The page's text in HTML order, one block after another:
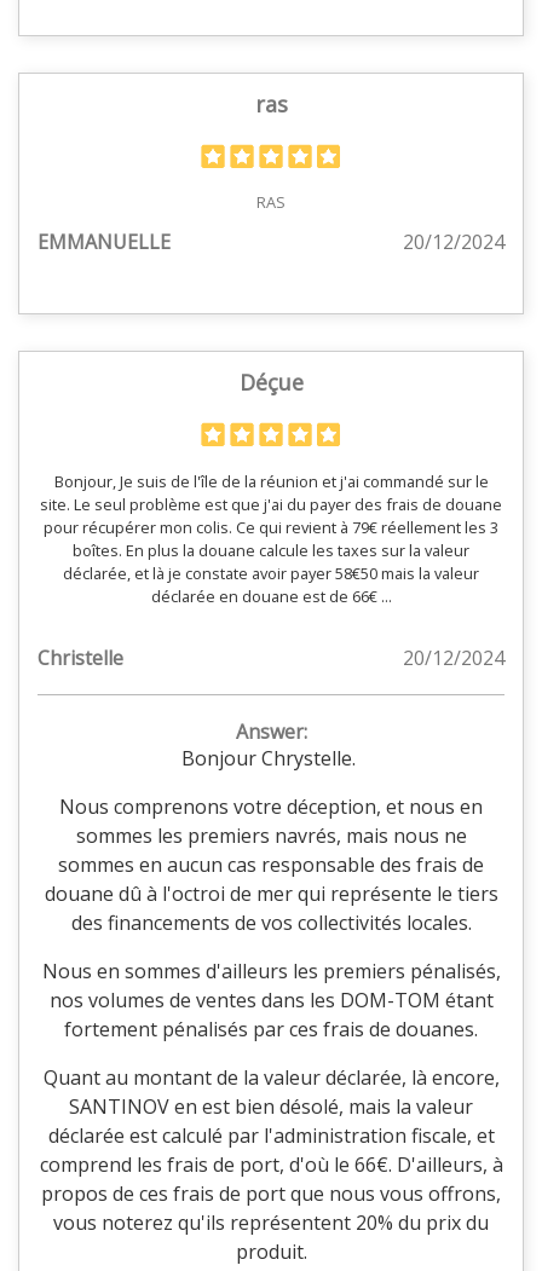
ras
RAS
EMMANUELLE 20/12/2024
Déçue
Bonjour, Je suis de l'île de la réunion et j'ai commandé sur le
site. Le seul problème est que j'ai du payer des frais de douane
pour récupérer mon colis. Ce qui revient à 79€ réellement les 3
boîtes. En plus la douane calcule les taxes sur la valeur
déclarée, et là je constate avoir payer 58€50 mais la valeur
déclarée en douane est de 66€ ...
Christelle 20/12/2024
Answer:
Bonjour Chrystelle.
Nous comprenons votre déception, et nous en
sommes les premiers navrés, mais nous ne
sommes en aucun cas responsable des frais de
douane dû à l'octroi de mer qui représente le tiers
des financements de vos collectivités locales.
Nous en sommes d'ailleurs les premiers pénalisés,
nos volumes de ventes dans les DOM-TOM étant
fortement pénalisés par ces frais de douanes.
Quant au montant de la valeur déclarée, là encore,
SANTINOV en est bien désolé, mais la valeur
déclarée est calculé par l'administration fiscale, et
comprend les frais de port, d'où le 66€. D'ailleurs, à
propos de ces frais de port que nous vous offrons,
vous noterez qu'ils représentent 20% du prix du
produit.